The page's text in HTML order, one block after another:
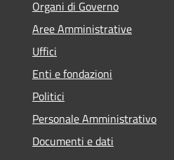
Organi di Governo
Aree Amministrative
Uffici
Enti e fondazioni
Politici
Personale Amministrativo
Documenti e dati